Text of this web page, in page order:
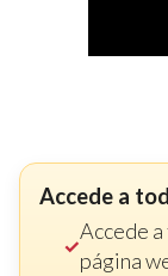
Accede a
Accede
página